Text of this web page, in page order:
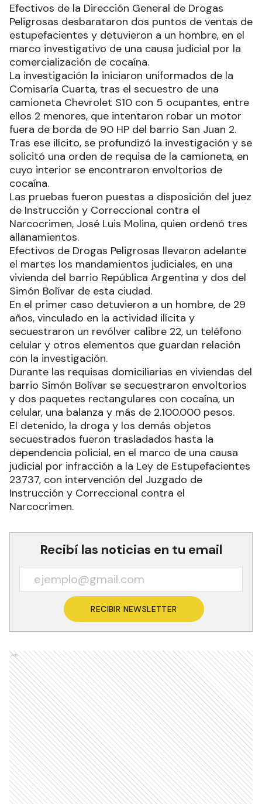
Efectivos de la Dirección General de Drogas
Peligrosas desbarataron dos puntos de ventas de
estupefacientes y detuvieron a un hombre, en el
marco investigativo de una causa judicial por la
comercialización de cocaína.
La investigación la iniciaron uniformados de la
Comisaría Cuarta, tras el secuestro de una
camioneta Chevrolet S10 con 5 ocupantes, entre
ellos 2 menores, que intentaron robar un motor
fuera de borda de 90 HP del barrio San Juan 2.
Tras ese ilícito, se profundizó la investigación y se
solicitó una orden de requisa de la camioneta, en
cuyo interior se encontraron envoltorios de
cocaína.
Las pruebas fueron puestas a disposición del juez
de Instrucción y Correccional contra el
Narcocrimen, José Luis Molina, quien ordenó tres
allanamientos.
Efectivos de Drogas Peligrosas llevaron adelante
el martes los mandamientos judiciales, en una
vivienda del barrio República Argentina y dos del
Simón Bolívar de esta ciudad.
En el primer caso detuvieron a un hombre, de 29
años, vinculado en la actividad ilícita y
secuestraron un revólver calibre 22, un teléfono
celular y otros elementos que guardan relación
con la investigación.
Durante las requisas domiciliarias en viviendas del
barrio Simón Bolívar se secuestraron envoltorios
y dos paquetes rectangulares con cocaína, un
celular, una balanza y más de 2.100.000 pesos.
El detenido, la droga y los demás objetos
secuestrados fueron trasladados hasta la
dependencia policial, en el marco de una causa
judicial por infracción a la Ley de Estupefacientes
23737, con intervención del Juzgado de
Instrucción y Correccional contra el
Narcocrimen.
Recibí las noticias en tu email
RECIBIR NEWSLETTER
Ads